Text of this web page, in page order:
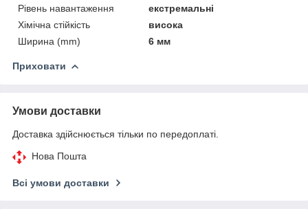
Рівень навантаження
екстремальні
Хімічна стійкість
висока
Ширина (mm)
6 мм
Приховати
Умови доставки
Доставка здійснюється тільки по передоплаті.
Нова Пошта
Всі умови доставки